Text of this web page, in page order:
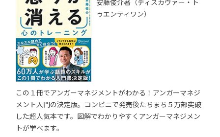
ゥエンティワン）
この１冊でアンガーマネジメントがわかる！アンガーマネジ
メント入門の決定版。コンビニで発売後たちまち５万部突破
した超人気本です。図解でわかりやすくアンガーマネジメン
トが学べます。